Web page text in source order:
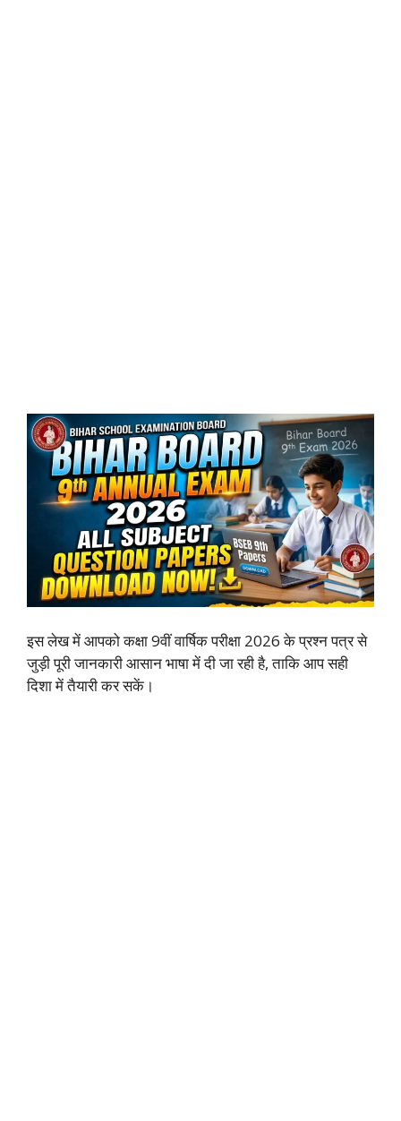
इस लेख में आपको कक्षा 9वीं वार्षिक परीक्षा 2026 के प्रश्न पत्र से
जुड़ी पूरी जानकारी आसान भाषा में दी जा रही है, ताकि आप सही
दिशा में तैयारी कर सकें।